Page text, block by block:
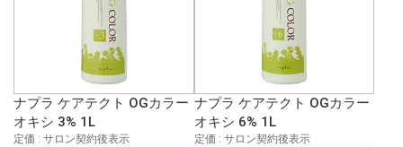
ナプラ ケアテクト OGカラー
オキシ 3% 1L
定価 : サロン契約後表示
ナプラ ケアテクト OGカラー
オキシ 6% 1L
定価 : サロン契約後表示